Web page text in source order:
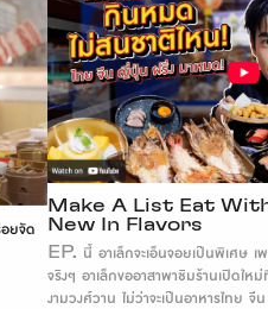
Make A List Eat With
New In Flavors
EP. นี้ อาเล็กจะเอ็นจอยเป็นพิเศษ เพราะลิ
จริงๆ อาเล็กขออาสาพาชิมร้านเปิดใหม่ที่ เด
งามวงศ์วาน ไม่ว่าจะเป็นอาหารไทย จีน ญี่